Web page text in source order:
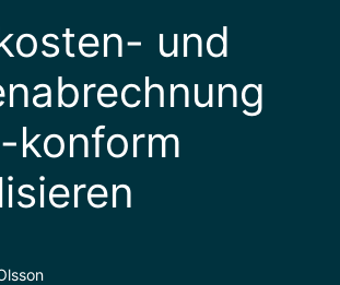
und
konform